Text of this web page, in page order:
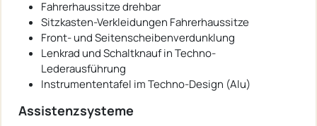
Fahrerhaussitze drehbar
Sitzkasten-Verkleidungen Fahrerhaussitze
Front- und Seitenscheibenverdunklung
Lenkrad und Schaltknauf in Techno-
Lederausführung
Instrumententafel im Techno-Design (Alu)
Assistenzsysteme